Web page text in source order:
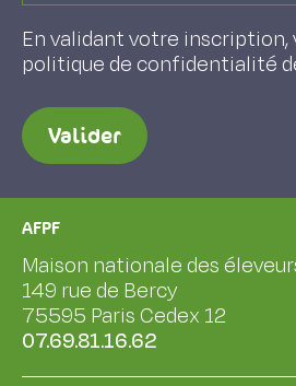
En validant votre inscription,
politique de confidentialité
Valider
AFPF
Maison nationale des
149 rue de Bercy
75595 Paris Cedex 12
07.69.81.16.62